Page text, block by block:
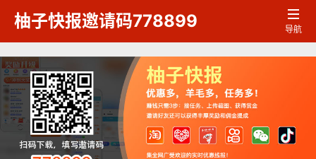
柚子快报邀请码778899 
导航